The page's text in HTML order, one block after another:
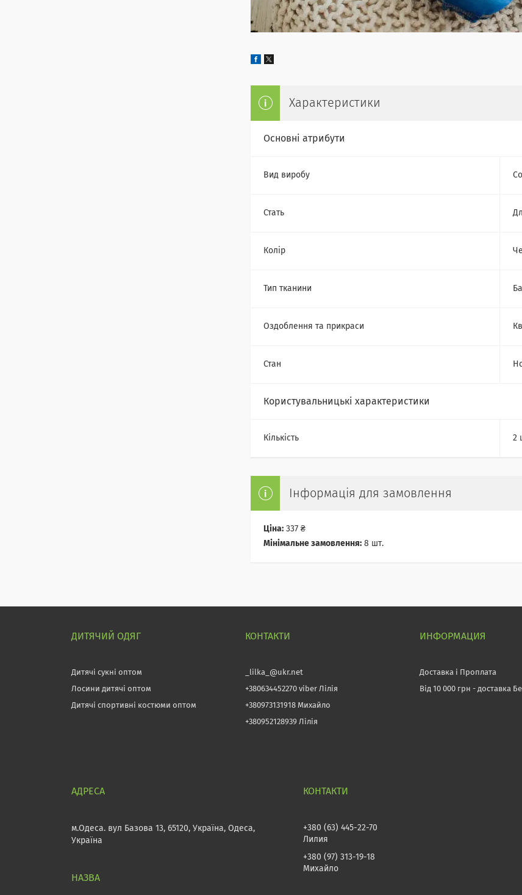
Характеристики
Основні атрибути
Вид виробу
Стать
Колір
Тип тканини
Оздоблення та прикраси
Стан
Користувальницькі характеристики
Кількість 2
Інформація для замовлення
Ціна: 337 ₴
Мінімальне замовлення: 8 шт.
ДИТЯЧИЙ ОДЯГ
Дитячі сукні оптом
Лосини дитячі оптом
Дитячі спортивні костюми оптом
КОНТАКТИ
_lilka_@ukr.net
+380634452270 viber Лілія
+380973131918 Михайло
+380952128939 Лілія
ИНФОРМАЦИЯ
Доставка і Проплата
Від 10 000 грн - доставка
м.Одеса. вул Базова 13, 65120, Україна, Одеса,
Україна
+380 (63) 445-22-70
Лилия
+380 (97) 313-19-18
Михайло